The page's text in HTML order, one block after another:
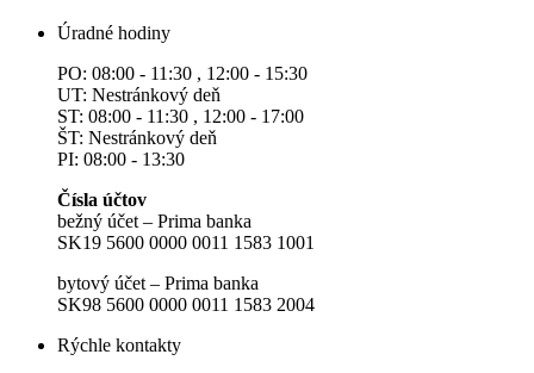
Úradné hodiny
PO: 08:00 - 11:30 , 12:00 - 15:30
UT: Nestránkový deň
ST: 08:00 - 11:30 , 12:00 - 17:00
ŠT: Nestránkový deň
PI: 08:00 - 13:30
Čísla účtov
bežný účet – Prima banka
SK19 5600 0000 0011 1583 1001
bytový účet – Prima banka
SK98 5600 0000 0011 1583 2004
Rýchle kontakty